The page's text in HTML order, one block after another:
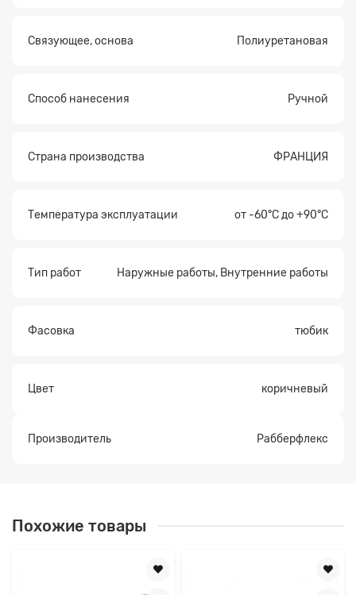
Связующее, основа Полиуретановая
Способ нанесения Ручной
Страна производства ФРАНЦИЯ
Температура эксплуатации от -60°С до +90°С
Тип работ Наружные работы, Внутренние работы
Фасовка тюбик
Цвет коричневый
Производитель Рабберфлекс
Похожие товары